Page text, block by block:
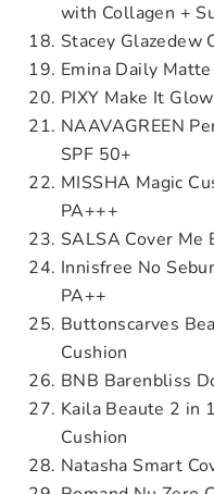
with Collagen +
Stacey Glazedew
Emina Daily
PIXY Make It
NAAVAGREEN
SPF 50+
MISSHA Magic
PA+++
SALSA Cover Me
Innisfree No
PA++
Buttonscarves
Cushion
BNB Barenbliss
Kaila Beaute 2 in
Cushion
Natasha Smart